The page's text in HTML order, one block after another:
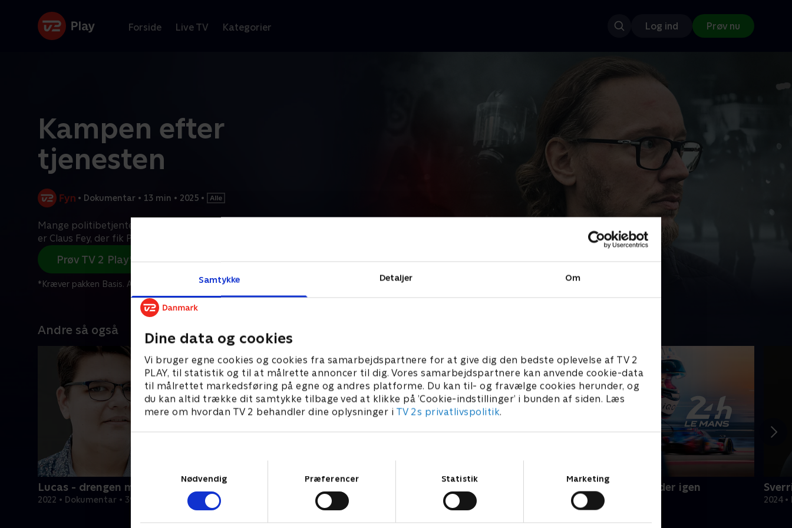
Samtykke Detaljer Om
Dine data og cookies
Vi bruger egne cookies og cookies fra samarbejdspartnere for at give dig den bedste oplevelse af TV 2
PLAY, til statistik og til at målrette annoncer til dig. Vores samarbejdspartnere kan anvende cookie-data
til målrettet markedsføring på egne og andres platforme. Du kan til- og fravælge cookies herunder, og
du kan altid trække dit samtykke tilbage ved at klikke på ’Cookie-indstillinger’ i bunden af siden. Læs
mere om hvordan TV 2 behandler dine oplysninger i TV 2s privatlivspolitik.
Nødvendig
Præferencer Statistik Marketing
Forside Live TV Kategorier Log ind Prøv nu
Kampen efter
tjenesten
• Dokumentar • 13 min • 2025 •
Mange politibetjente har sat livet på spil i tjenesten. En af dem
er Claus Fey, der fik PTSD efter 19 år som betjent og
Prøv TV 2 Play*
*Kræver pakken Basis. Administrer dit abonnement på Mit TV 2.
Andre så også
Lucas - drengen med den evige sult
2022 • Dokumentar • 39 min 2019 • Dokumentar • 42 min
Le Mans 2025 - Ferrari vinder igen
2025 • Dokumentar • 1 t. 37 min 2024